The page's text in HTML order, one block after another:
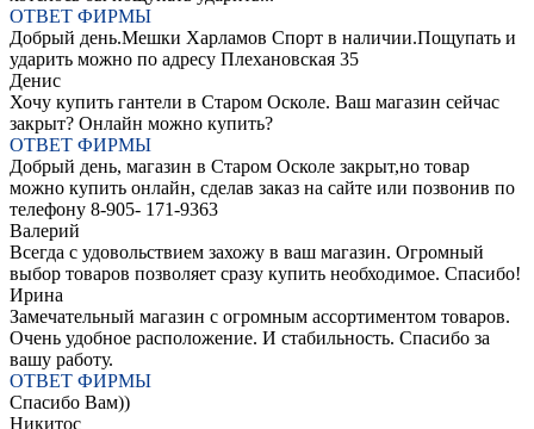
ОТВЕТ ФИРМЫ
Добрый день.Мешки Харламов Спорт в наличии.Пощупать и
ударить можно по адресу Плехановская 35
Денис
Хочу купить гантели в Старом Осколе. Ваш магазин сейчас
закрыт? Онлайн можно купить?
ОТВЕТ ФИРМЫ
Добрый день, магазин в Старом Осколе закрыт,но товар
можно купить онлайн, сделав заказ на сайте или позвонив по
телефону 8-905- 171-9363
Валерий
Всегда с удовольствием захожу в ваш магазин. Огромный
выбор товаров позволяет сразу купить необходимое. Спасибо!
Ирина
Замечательный магазин с огромным ассортиментом товаров.
Очень удобное расположение. И стабильность. Спасибо за
вашу работу.
ОТВЕТ ФИРМЫ
Спасибо Вам))
Никитос